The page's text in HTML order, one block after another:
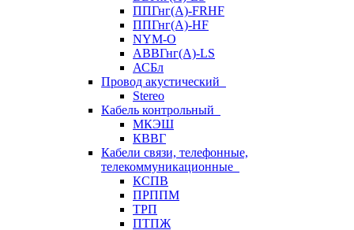
ППГнг(А)-FRHF
ППГнг(А)-HF
NYM-O
АВВГнг(А)-LS
АСБл
Провод акустический
Stereo
Кабель контрольный
МКЭШ
КВВГ
Кабели связи, телефонные,
телекоммуникационные
КСПВ
ПРППМ
ТРП
ПТПЖ